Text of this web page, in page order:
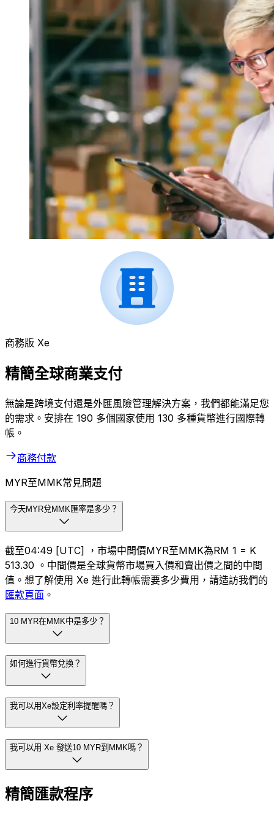
商務版 Xe
精簡全球商業支付
無論是跨境支付還是外匯風險管理解決方案，我們都能滿足您
的需求。安排在 190 多個國家使用 130 多種貨幣進行國際轉
帳。
商務付款
MYR至MMK常見問題
今天MYR兌MMK匯率是多少？
截至04:49 [UTC] ，市場中間價MYR至MMK為RM 1 = K
513.30 。中間價是全球貨幣市場買入價和賣出價之間的中間
值。想了解使用 Xe 進行此轉帳需要多少費用，請造訪我們的
匯款頁面 。
10 MYR在MMK中是多少？
如何進行貨幣兌換？
我可以用Xe設定利率提醒嗎？
我可以用 Xe 發送10 MYR到MMK嗎？
精簡匯款程序